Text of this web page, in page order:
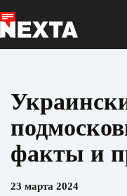
к
сути
факты и
23 марта 2024